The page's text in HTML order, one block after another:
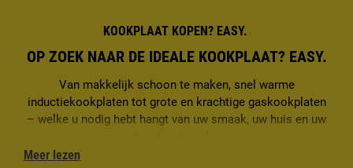
KOOKPLAAT KOPEN? EASY.
OP ZOEK NAAR DE IDEALE KOOKPLAAT? EASY.
Van makkelijk schoon te maken, snel warme
inductiekookplaten tot grote en krachtige gaskookplaten
– welke u nodig hebt hangt van uw smaak, uw huis en uw
Meer lezen